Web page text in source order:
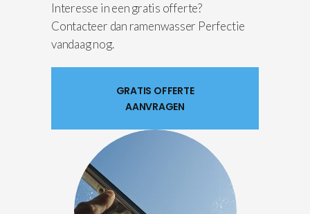
Interesse in een gratis offerte?
Contacteer dan ramenwasser Perfectie
vandaag nog.
GRATIS OFFERTE
AANVRAGEN